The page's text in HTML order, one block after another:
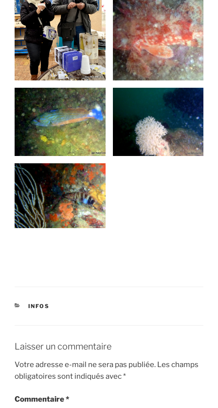
CATÉGORIES
INFOS
Laisser un commentaire
Votre adresse e-mail ne sera pas publiée. Les champs
obligatoires sont indiqués avec*
Commentaire*